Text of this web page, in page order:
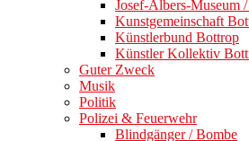
Josef-Albers-Museum
Kunstgemeinschaft
Künstlerbund Bottrop
Künstler Kollektiv
Guter Zweck
Musik
Politik
Polizei & Feuerwehr
Blindgänger / Bombe